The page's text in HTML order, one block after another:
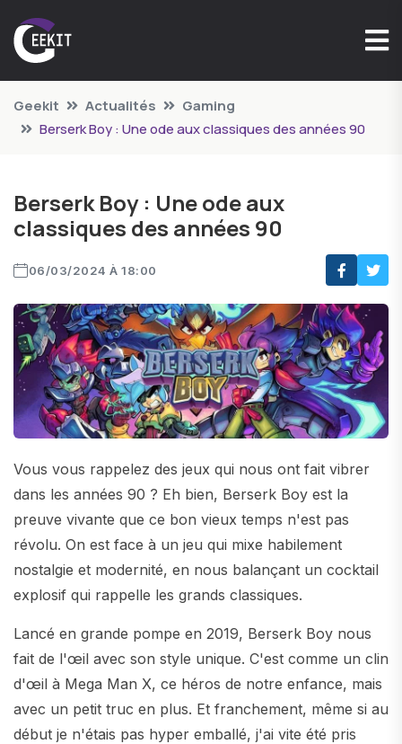
Geekit Actualités
Gaming
Berserk Boy : Une ode aux classiques des années 90
Berserk Boy : Une ode aux
classiques des années 90
06/03/2024 À 18:00
Vous vous rappelez des jeux qui nous ont fait vibrer
dans les années 90 ? Eh bien, Berserk Boy est la
preuve vivante que ce bon vieux temps n'est pas
révolu. On est face à un jeu qui mixe habilement
nostalgie et modernité, en nous balançant un cocktail
explosif qui rappelle les grands classiques.
Lancé en grande pompe en 2019, Berserk Boy nous
fait de l'œil avec son style unique. C'est comme un clin
d'œil à Mega Man X, ce héros de notre enfance, mais
avec un petit truc en plus. Et franchement, même si au
début je n'étais pas hyper emballé, j'ai vite été pris